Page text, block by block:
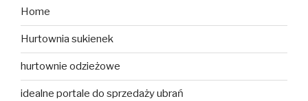
Home
Hurtownia sukienek
hurtownie odzieżowe
idealne portale do sprzedaży ubrań